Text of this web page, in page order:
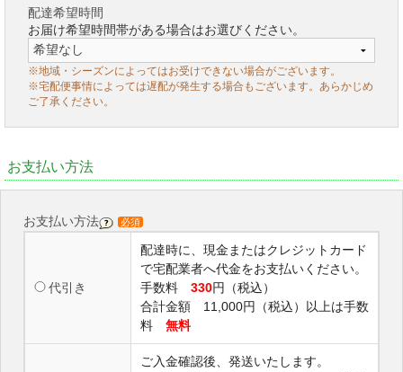
配達希望時間
お届け希望時間帯がある場合はお選びください。
※地域・シーズンによってはお受けできない場合がございます。
※宅配便事情によっては遅配が発生する場合もございます。あらかじめ
ご了承ください。
お支払い方法
お支払い方法 必須
代引き
配達時に、現金またはクレジットカード
で宅配業者へ代金をお支払いください。
手数料 330円（税込）
合計金額 11,000円（税込）以上は手数
料 無料
ご入金確認後、発送いたします。